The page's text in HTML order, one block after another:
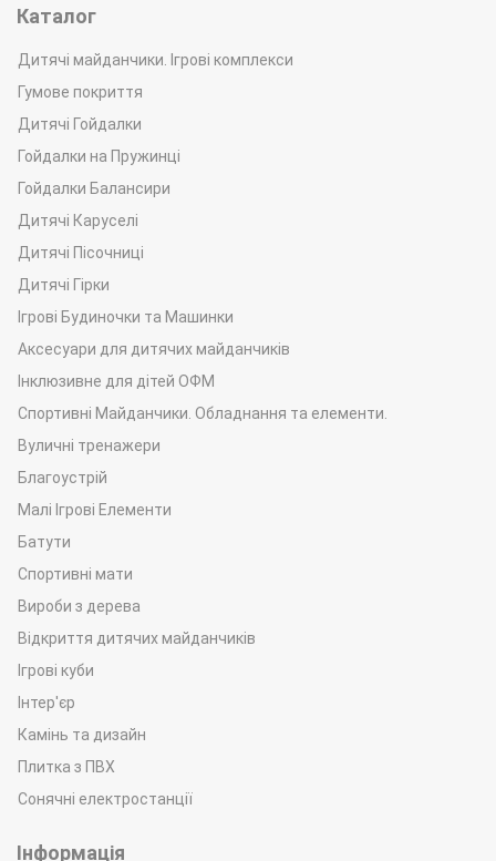
Каталог
Дитячі майданчики. Ігрові комплекси
Гумове покриття
Дитячі Гойдалки
Гойдалки на Пружинці
Гойдалки Балансири
Дитячі Каруселі
Дитячі Пісочниці
Дитячі Гірки
Ігрові Будиночки та Машинки
Аксесуари для дитячих майданчиків
Інклюзивне для дітей ОФМ
Спортивні Майданчики. Обладнання та елементи.
Вуличні тренажери
Благоустрій
Малі Ігрові Елементи
Батути
Спортивні мати
Вироби з дерева
Відкриття дитячих майданчиків
Ігрові куби
Інтер'єр
Камінь та дизайн
Плитка з ПВХ
Сонячні електростанції
Інформація